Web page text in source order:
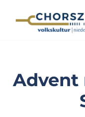
Advent